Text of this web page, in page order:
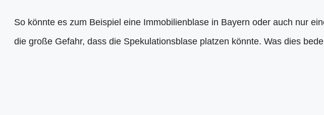
So könnte es zum Beispiel eine Immobilienblase in Bayern oder auch nur
die große Gefahr, dass die Spekulationsblase platzen könnte. Was dies